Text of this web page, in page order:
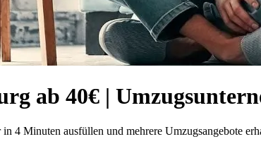
ab 40€ |
4 Minuten ausfüllen und mehrere Umzugsangebote